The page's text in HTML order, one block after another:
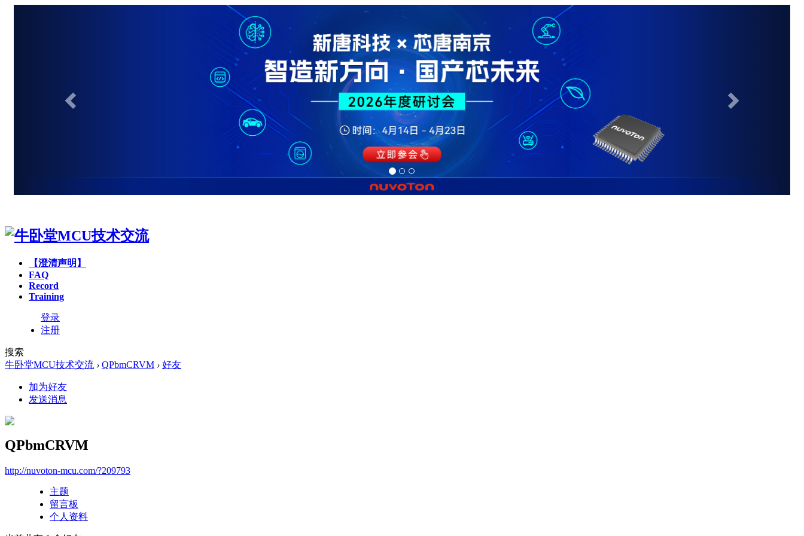
【澄清声明】
FAQ
Record
Training
登录
注册
搜索
牛卧堂MCU技术交流 › QPbmCRVM › 好友
加为好友
发送消息
QPbmCRVM
http://nuvoton-mcu.com/?209793
主题
留言板
个人资料